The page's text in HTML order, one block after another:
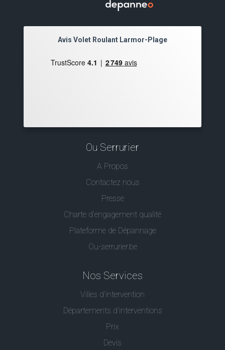
Avis Volet Roulant Larmor-Plage
Ou Serrurier
A Propos
Contactez nous
Presse
Charte d’engagement qualité
Plateforme de Dépannage
Ou-serrurier.be
Nos Services
Villes d'intervention
Départements d'interventions
Prix
Devis